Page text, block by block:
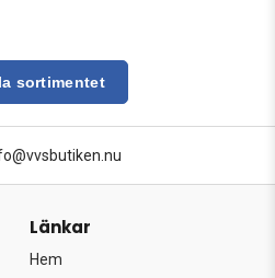
sortimentet
Länkar
Hem